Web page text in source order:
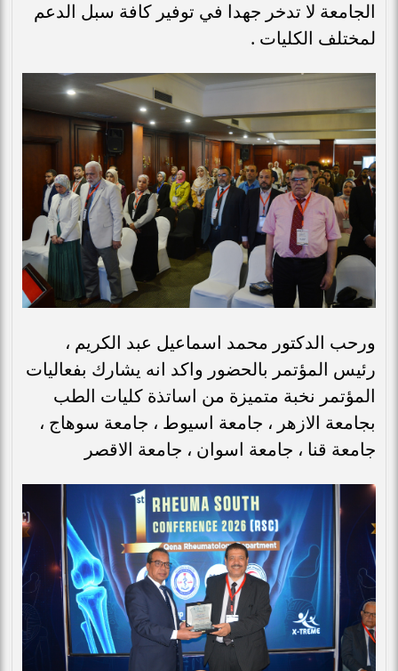
الجامعة لا تدخر جهدا في توفير كافة سبل الدعم
لمختلف الكليات .
ورحب الدكتور محمد اسماعيل عبد الكريم ،
رئيس المؤتمر بالحضور واكد انه يشارك بفعاليات
المؤتمر نخبة متميزة من اساتذة كليات الطب
بجامعة الازهر ، جامعة اسيوط ، جامعة سوهاج ،
جامعة قنا ، جامعة اسوان ، جامعة الاقصر